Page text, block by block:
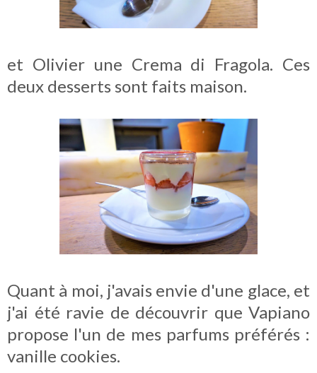
et Olivier une Crema di Fragola. Ces
deux desserts sont faits maison.
Quant à moi, j'avais envie d'une glace, et
j'ai été ravie de découvrir que Vapiano
propose l'un de mes parfums préférés :
vanille cookies.